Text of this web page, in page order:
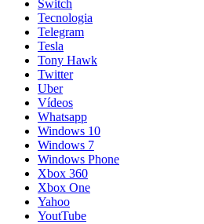
Switch
Tecnologia
Telegram
Tesla
Tony Hawk
Twitter
Uber
Vídeos
Whatsapp
Windows 10
Windows 7
Windows Phone
Xbox 360
Xbox One
Yahoo
YoutTube